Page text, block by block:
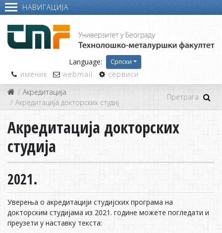
НАВИГАЦИЈА
Language: Српски
именик webmail
сервиси
Акредитација
Акредитација докторских студија
Акредитација докторских
студија
2021.
Уверења о акредитацији студијских програма на
докторским студијама из 2021. године можете погледати и
преузети у наставку текста: